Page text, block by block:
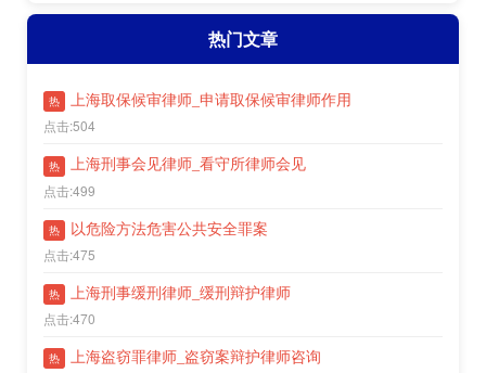
热门文章
热 上海取保候审律师_申请取保候审律师作用
点击:504
热 上海刑事会见律师_看守所律师会见
点击:499
热 以危险方法危害公共安全罪案
点击:475
热 上海刑事缓刑律师_缓刑辩护律师
点击:470
热 上海盗窃罪律师_盗窃案辩护律师咨询